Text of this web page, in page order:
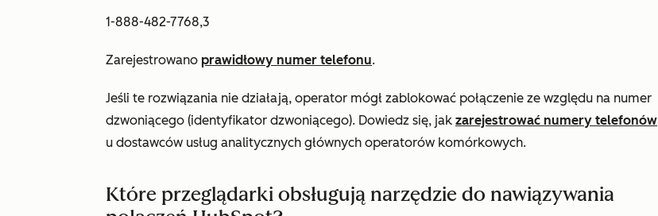
1-888-482-7768,3
Zarejestrowano prawidłowy numer telefonu.
Jeśli te rozwiązania nie działają, operator mógł zablokować połączenie ze względu na numer
dzwoniącego (identyfikator dzwoniącego). Dowiedz się, jak zarejestrować numery telefonów
u dostawców usług analitycznych głównych operatorów komórkowych.
Które przeglądarki obsługują narzędzie do nawiązywania